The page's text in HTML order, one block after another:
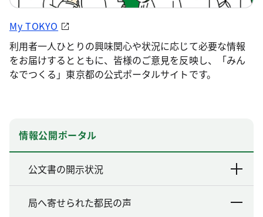
My TOKYO
利用者一人ひとりの興味関心や状況に応じて必要な情報
をお届けするとともに、皆様のご意見を反映し、「みん
なでつくる」東京都の公式ポータルサイトです。
情報公開ポータル
公文書の開示状況
局へ寄せられた都民の声